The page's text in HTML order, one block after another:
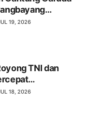
Simbol
19, 2026
TNI dan
Jembatan
18, 2026